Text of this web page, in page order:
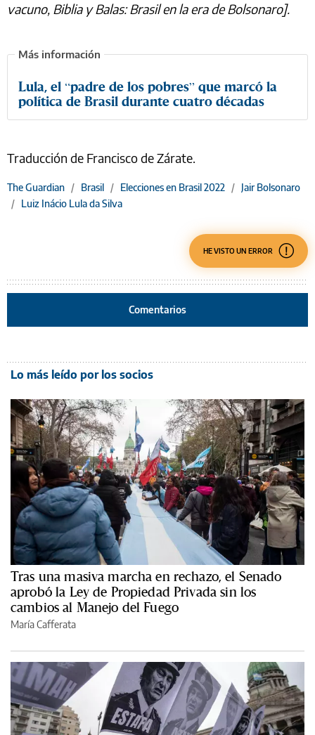
vacuno, Biblia y Balas: Brasil en la era de Bolsonaro].
Lula, el “padre de los pobres” que marcó la
política de Brasil durante cuatro décadas
Traducción de Francisco de Zárate.
The Guardian / Brasil / Elecciones en Brasil 2022 / Jair Bolsonaro
/ Luiz Inácio Lula da Silva
HE VISTO UN ERROR
Comentarios
Lo más leído por los socios
Tras una masiva marcha en rechazo, el Senado
aprobó la Ley de Propiedad Privada sin los
cambios al Manejo del Fuego
María Cafferata